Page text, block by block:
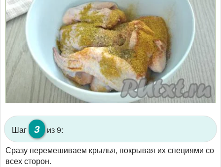
Шаг 3
из 9:
Сразу перемешиваем крылья, покрывая их специями со
всех сторон.